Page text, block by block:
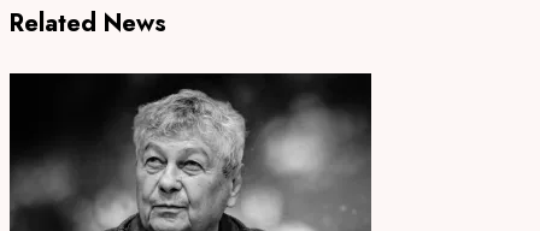
Related News